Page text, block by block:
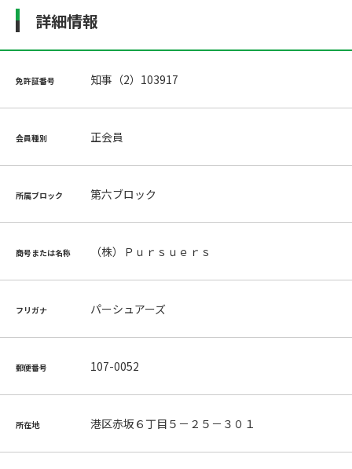
詳細情報
免許証番号 知事（2）103917
会員種別 正会員
所属ブロック 第六ブロック
商号または名称 （株）Ｐｕｒｓｕｅｒｓ
フリガナ パーシュアーズ
郵便番号 107-0052
所在地 港区赤坂６丁目５－２５－３０１